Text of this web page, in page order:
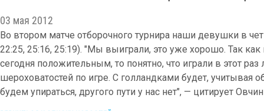
03 мая 2012
Во втором матче отборочного турнира наши девушки в
22:25, 25:16, 25:19). "Мы выиграли, это уже хорошо. Так
сегодня положительным, то понятно, что играли в этот
шероховатостей по игре. С голландками будет, учитывая
будем упираться, другого пути у нас нет", — цитирует